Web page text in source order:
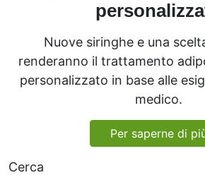
Nuove siringhe e una
renderanno il trattamento
personalizzato in base alle
medico.
Per saperne di
Cerca